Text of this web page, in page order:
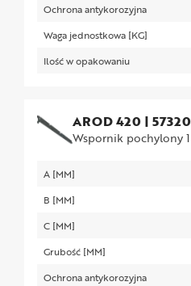
Ochrona antykorozyjna
Waga jednostkowa [KG]
Ilość w opakowaniu
AROD 420 |
Wspornik pochylony
A [MM]
B [MM]
C [MM]
Grubość [MM]
Ochrona antykorozyjna